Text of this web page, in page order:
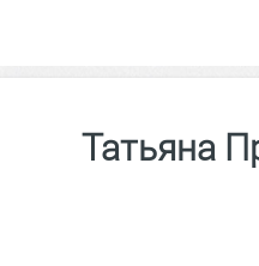
Татьяна